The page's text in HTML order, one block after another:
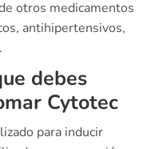
otros medicamentos
antihipertensivos,
debes
Cytotec
para inducir